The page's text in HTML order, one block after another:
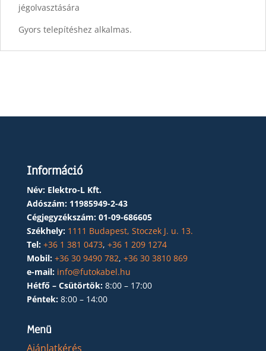
jégolvasztására
Gyors telepítéshez alkalmas.
Információ
Név: Elektro-L Kft.
Adószám: 11985949-2-43
Cégjegyzékszám: 01-09-686605
Székhely: 1111 Budapest, Stoczek J. u. 13.
Tel: +36 1 381 0473, +36 1 209 1274
Mobil: +36 30 9490 782, +36 30 3810 869
e-mail: info@futokabel.hu
Hétfő – Csütörtök: 8:00 – 17:00
Péntek: 8:00 – 14:00
Menü
Ajánlatkérés